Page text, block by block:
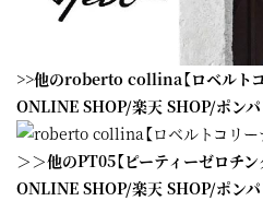
>>他のroberto collina【ロベルト
ONLINE SHOP/楽天 SHOP/ポン
＞＞他のPT05【ピーティーゼロチン
ONLINE SHOP/楽天 SHOP/ポン